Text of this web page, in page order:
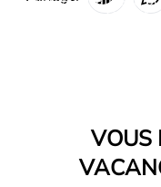
VOUS
publicités,